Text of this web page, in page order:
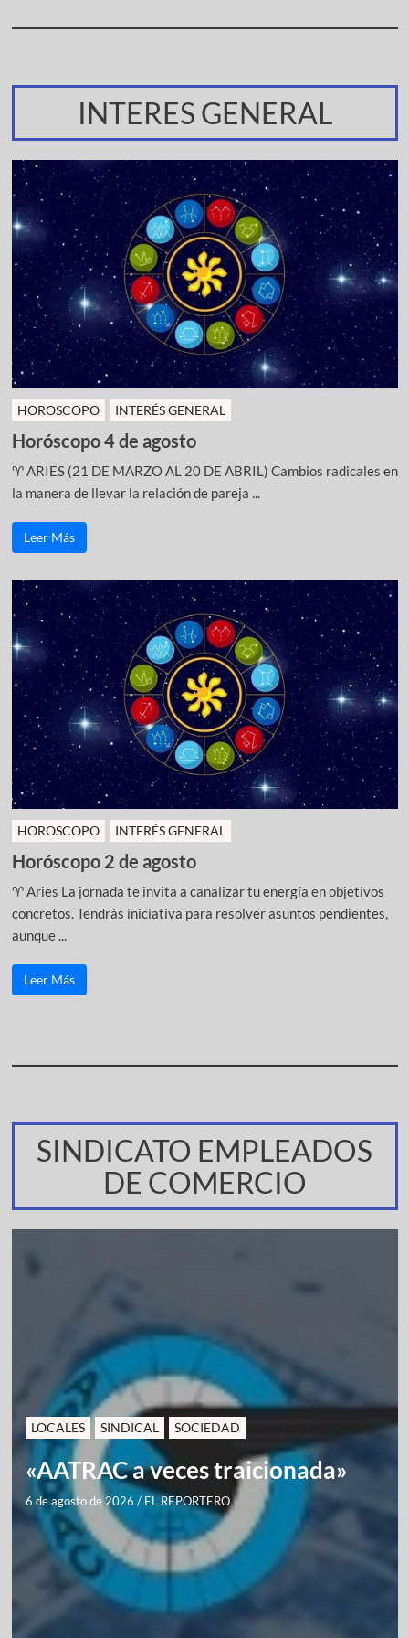
INTERES GENERAL
HOROSCOPO INTERÉS GENERAL
Horóscopo 4 de agosto
♈ ARIES (21 DE MARZO AL 20 DE ABRIL) Cambios radicales en
la manera de llevar la relación de pareja ...
Leer Más
HOROSCOPO INTERÉS GENERAL
Horóscopo 2 de agosto
♈ Aries La jornada te invita a canalizar tu energía en objetivos
concretos. Tendrás iniciativa para resolver asuntos pendientes,
aunque ...
Leer Más
SINDICATO EMPLEADOS
DE COMERCIO
LOCALES SINDICAL SOCIEDAD
«AATRAC a veces traicionada»
6 de agosto de 2026 / EL REPORTERO